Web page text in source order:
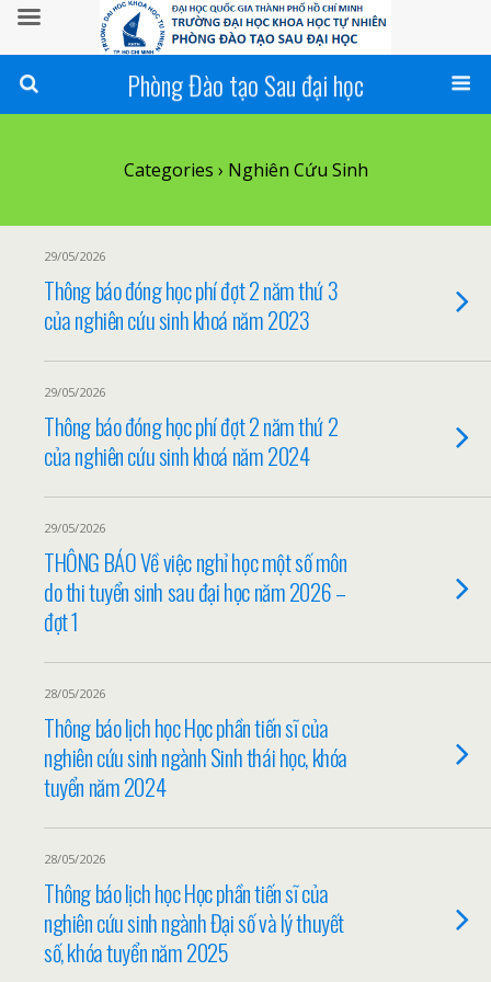
Phòng Đào tạo Sau đại học
Categories › Nghiên Cứu Sinh
29/05/2026
Thông báo đóng học phí đợt 2 năm thứ 3
của nghiên cứu sinh khoá năm 2023
29/05/2026
Thông báo đóng học phí đợt 2 năm thứ 2
của nghiên cứu sinh khoá năm 2024
29/05/2026
THÔNG BÁO Về việc nghỉ học một số môn
do thi tuyển sinh sau đại học năm 2026 –
đợt 1
28/05/2026
Thông báo lịch học Học phần tiến sĩ của
nghiên cứu sinh ngành Sinh thái học, khóa
tuyển năm 2024
28/05/2026
Thông báo lịch học Học phần tiến sĩ của
nghiên cứu sinh ngành Đại số và lý thuyết
số, khóa tuyển năm 2025